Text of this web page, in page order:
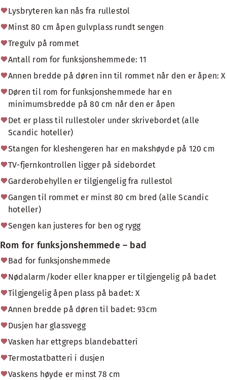
Lysbryteren kan nås fra rullestol
Minst 80 cm åpen gulvplass rundt sengen
Tregulv på rommet
Antall rom for funksjonshemmede: 11
Annen bredde på døren inn til rommet når den er åpen: X
Døren til rom for funksjonshemmede har en
minimumsbredde på 80 cm når den er åpen
Det er plass til rullestoler under skrivebordet (alle
Scandic hoteller)
Stangen for kleshengeren har en makshøyde på 120 cm
TV-fjernkontrollen ligger på sidebordet
Garderobehyllen er tilgjengelig fra rullestol
Gangen til rommet er minst 80 cm bred (alle Scandic
hoteller)
Sengen kan justeres for ben og rygg
Rom for funksjonshemmede – bad
Bad for funksjonshemmede
Nødalarm/koder eller knapper er tilgjengelig på badet
Tilgjengelig åpen plass på badet: X
Annen bredde på døren til badet: 93cm
Dusjen har glassvegg
Vasken har ettgreps blandebatteri
Termostatbatteri i dusjen
Vaskens høyde er minst 78 cm